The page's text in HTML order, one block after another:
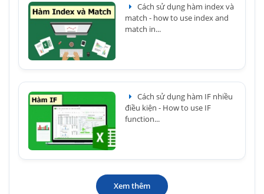
Cách sử dụng hàm index và
match - how to use index and
match in...
Cách sử dụng hàm IF nhiều
điều kiện - How to use IF
function...
Xem thêm